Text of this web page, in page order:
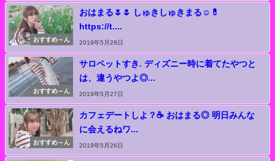
おすすめ～ん
おはまる🌷🌷 しゅきしゅきまる☺︎💊
https://t....
2019年5月28日
おすすめ～ん
サロペットすき. ディズニー時に着てたやつと
は、違うやつよ◎...
2019年5月27日
おすすめ～ん
カフェデートしよ？☕️ おはまる◎ 明日みんな
に会えるねワ...
2019年5月26日